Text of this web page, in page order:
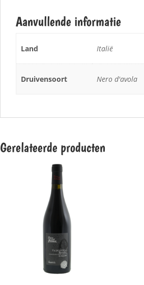
Aanvullende informatie
Land Italië
Druivensoort Nero d'avola
Gerelateerde producten